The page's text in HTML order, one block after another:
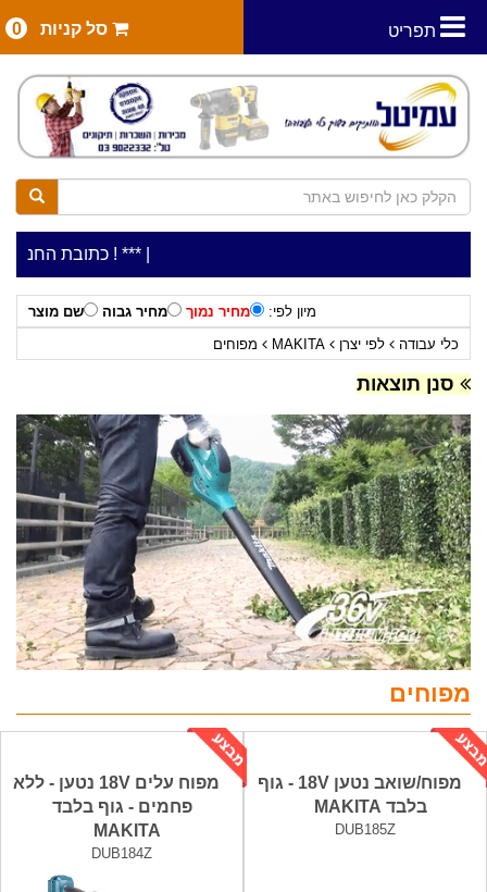
תפריט סל קניות 0
***כתובת החנות: רח' המלאכה 2, ביתן 8 ***כלי עבודה להשכרה בתעריף יומי משתלם ! ***
מיון לפי: מחיר נמוך מחיר גבוה
שם מוצר
כלי עבודה
לפי יצרן MAKITA מפוחים
סנן תוצאות
מפוחים
מפוח/שואב נטען 18V - גוף
בלבד MAKITA
DUB185Z
מפוח עלים 18V נטען - ללא
פחמים - גוף בלבד
MAKITA
DUB184Z